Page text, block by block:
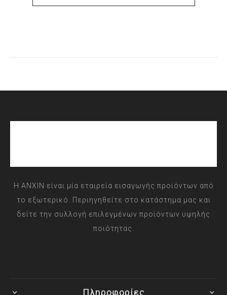
Η ANXIN είναι μία εταιρεία εισαγωγής προϊόντων από
το εξωτερικό. Περιηγηθείτε στο κατάστημα μας και
δείτε την συλλογή επιλεγμένων προϊόντων υψηλής
ποιότητας.
Πληροφορίες